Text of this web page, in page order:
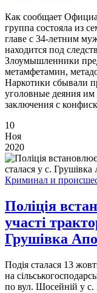
Как сообщает
группа состояла из
главе с 34-летним
находится под
Злоумышленники
метамфетамин,
Наркотики сбывали
уголовные деяния им
заключения с
10
Ноя
2020
Криминал и
Поліція
участі
Грушівка
Подія сталася 13
на
по вул. Шосейній у с.